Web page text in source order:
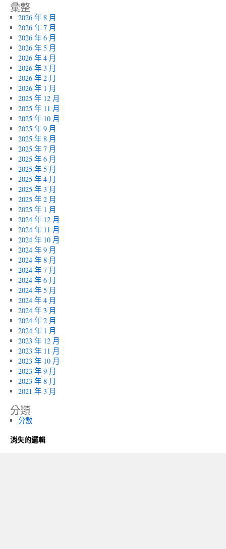
彙整
2026 年 8 月
2026 年 7 月
2026 年 6 月
2026 年 5 月
2026 年 4 月
2026 年 3 月
2026 年 2 月
2026 年 1 月
2025 年 12 月
2025 年 11 月
2025 年 10 月
2025 年 9 月
2025 年 8 月
2025 年 7 月
2025 年 6 月
2025 年 5 月
2025 年 4 月
2025 年 3 月
2025 年 2 月
2025 年 1 月
2024 年 12 月
2024 年 11 月
2024 年 10 月
2024 年 9 月
2024 年 8 月
2024 年 7 月
2024 年 6 月
2024 年 5 月
2024 年 4 月
2024 年 3 月
2024 年 2 月
2024 年 1 月
2023 年 12 月
2023 年 11 月
2023 年 10 月
2023 年 9 月
2023 年 8 月
2021 年 3 月
分類
分數
消失的邏輯